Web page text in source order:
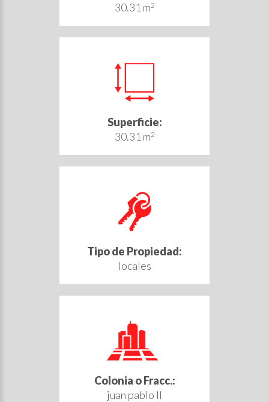
30.31 m2
Superficie:
30.31 m2
Tipo de Propiedad:
locales
Colonia o Fracc.:
juan pablo II